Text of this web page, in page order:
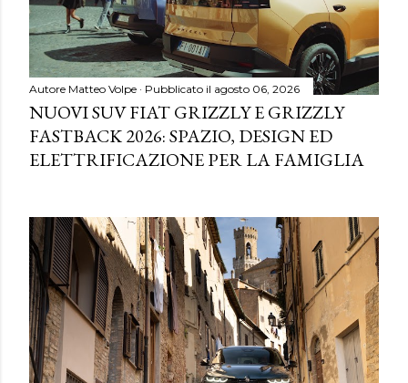
Autore Matteo Volpe Pubblicato il agosto 06, 2026
NUOVI SUV FIAT GRIZZLY E GRIZZLY
FASTBACK 2026: SPAZIO, DESIGN ED
ELETTRIFICAZIONE PER LA FAMIGLIA